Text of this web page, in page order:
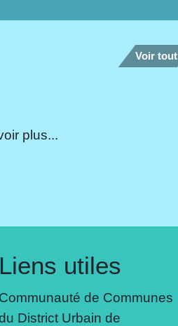
Voir tout
plus...
Liens utiles
Communauté de Communes
District Urbain de